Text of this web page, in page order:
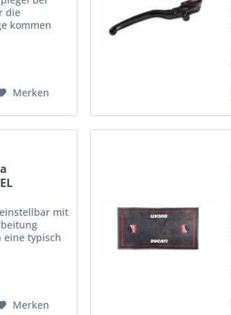
die
kommen
Aus
Merken
einstellbar mit
typisch
Die
Merken